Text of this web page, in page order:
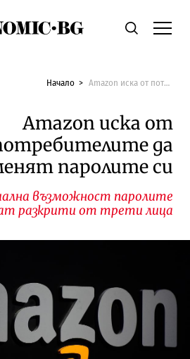
Economic.bgТърсене
Начало Amazon иска от потребителите да подменят паролите си
Amazon иска от
да
паролите си
възможност паролите
разкрити от трети лица